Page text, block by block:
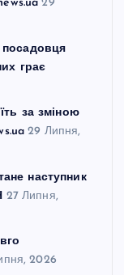
29
посадовця
грає
за зміною
29 Липня,
наступник
27 Липня,
2026